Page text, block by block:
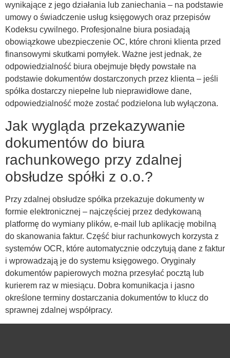
wynikające z jego działania lub zaniechania – na podstawie
umowy o świadczenie usług księgowych oraz przepisów
Kodeksu cywilnego. Profesjonalne biura posiadają
obowiązkowe ubezpieczenie OC, które chroni klienta przed
finansowymi skutkami pomyłek. Ważne jest jednak, że
odpowiedzialność biura obejmuje błędy powstałe na
podstawie dokumentów dostarczonych przez klienta – jeśli
spółka dostarczy niepełne lub nieprawidłowe dane,
odpowiedzialność może zostać podzielona lub wyłączona.
Jak wygląda przekazywanie
dokumentów do biura
rachunkowego przy zdalnej
obsłudze spółki z o.o.?
Przy zdalnej obsłudze spółka przekazuje dokumenty w
formie elektronicznej – najczęściej przez dedykowaną
platformę do wymiany plików, e-mail lub aplikację mobilną
do skanowania faktur. Część biur rachunkowych korzysta z
systemów OCR, które automatycznie odczytują dane z faktur
i wprowadzają je do systemu księgowego. Oryginały
dokumentów papierowych można przesyłać pocztą lub
kurierem raz w miesiącu. Dobra komunikacja i jasno
określone terminy dostarczania dokumentów to klucz do
sprawnej zdalnej współpracy.